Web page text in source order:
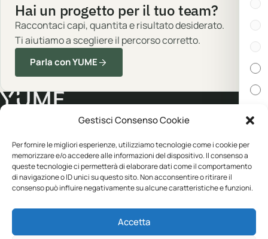
Gestisci Consenso Cookie
Per fornire le migliori esperienze, utilizziamo tecnologie come i cookie per
memorizzare e/o accedere alle informazioni del dispositivo. Il consenso a
queste tecnologie ci permetterà di elaborare dati come il comportamento
di navigazione o ID unici su questo sito. Non acconsentire o ritirare il
consenso può influire negativamente su alcune caratteristiche e funzioni.
Accetta
In
Hai un progetto per il tuo team?
Raccontaci capi, quantita e risultato desiderato.
Ti aiutiamo a scegliere il percorso corretto.
Parla con YUME
Abbigliamento professionale, neutro o
personalizzato.
Personalizzazione